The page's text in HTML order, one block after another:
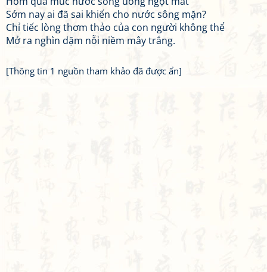
Sớm nay ai đã sai khiến cho nước sông mặn?
Chỉ tiếc lòng thơm thảo của con người không thể
Mở ra nghìn dặm nỗi niềm mây trắng.
[Thông tin 1 nguồn tham khảo đã được ẩn]